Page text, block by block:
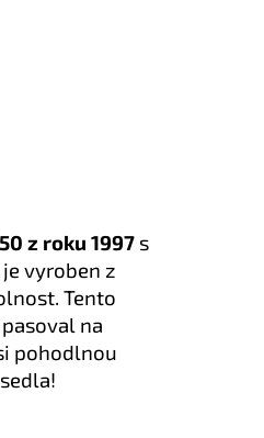
z roku 1997 s
vyroben z
Tento
na
pohodlnou